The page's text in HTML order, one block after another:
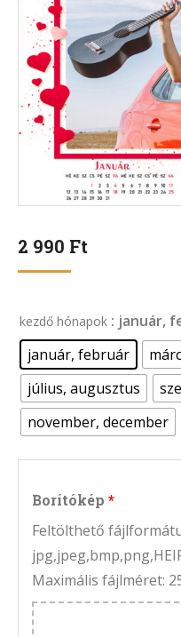
2 990 Ft
kezdő hónapok : január,
január, február
július, augusztus
november, december
Borítókép
Feltölthető
Maximális fájlméret: